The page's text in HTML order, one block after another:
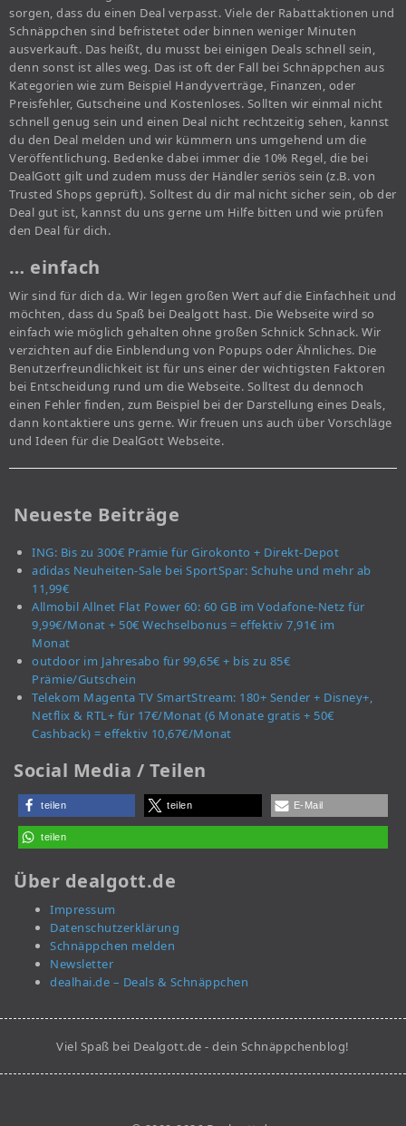
sorgen, dass du einen Deal verpasst. Viele der Rabattaktionen und
Schnäppchen sind befristetet oder binnen weniger Minuten
ausverkauft. Das heißt, du musst bei einigen Deals schnell sein,
denn sonst ist alles weg. Das ist oft der Fall bei Schnäppchen aus
Kategorien wie zum Beispiel Handyverträge, Finanzen, oder
Preisfehler, Gutscheine und Kostenloses. Sollten wir einmal nicht
schnell genug sein und einen Deal nicht rechtzeitig sehen, kannst
du den Deal melden und wir kümmern uns umgehend um die
Veröffentlichung. Bedenke dabei immer die 10% Regel, die bei
DealGott gilt und zudem muss der Händler seriös sein (z.B. von
Trusted Shops geprüft). Solltest du dir mal nicht sicher sein, ob der
Deal gut ist, kannst du uns gerne um Hilfe bitten und wie prüfen
den Deal für dich.
… einfach
Wir sind für dich da. Wir legen großen Wert auf die Einfachheit und
möchten, dass du Spaß bei Dealgott hast. Die Webseite wird so
einfach wie möglich gehalten ohne großen Schnick Schnack. Wir
verzichten auf die Einblendung von Popups oder Ähnliches. Die
Benutzerfreundlichkeit ist für uns einer der wichtigsten Faktoren
bei Entscheidung rund um die Webseite. Solltest du dennoch
einen Fehler finden, zum Beispiel bei der Darstellung eines Deals,
dann kontaktiere uns gerne. Wir freuen uns auch über Vorschläge
und Ideen für die DealGott Webseite.
Neueste Beiträge
ING: Bis zu 300€ Prämie für Girokonto + Direkt-Depot
adidas Neuheiten-Sale bei SportSpar: Schuhe und mehr ab
11,99€
Allmobil Allnet Flat Power 60: 60 GB im Vodafone-Netz für
9,99€/Monat + 50€ Wechselbonus = effektiv 7,91€ im
Monat
outdoor im Jahresabo für 99,65€ + bis zu 85€
Prämie/Gutschein
Telekom Magenta TV SmartStream: 180+ Sender + Disney+,
Netflix & RTL+ für 17€/Monat (6 Monate gratis + 50€
Cashback) = effektiv 10,67€/Monat
Social Media / Teilen
teilen teilen E-Mail
teilen
Über dealgott.de
Impressum
Datenschutzerklärung
Schnäppchen melden
Newsletter
dealhai.de – Deals & Schnäppchen
Viel Spaß bei Dealgott.de - dein Schnäppchenblog!